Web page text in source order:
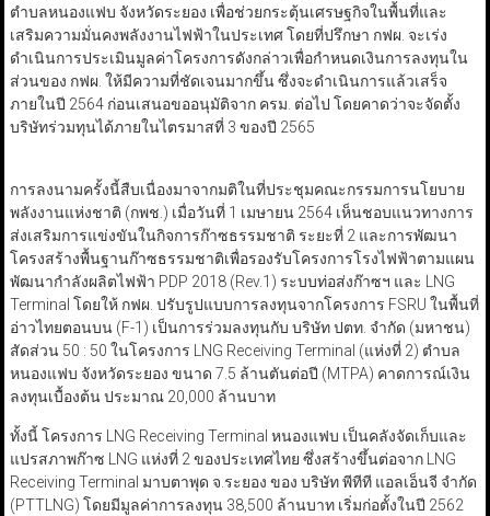
ตำบลหนองแฟบ จังหวัดระยอง เพื่อช่วยกระตุ้นเศรษฐกิจในพื้นที่และ
เสริมความมั่นคงพลังงานไฟฟ้าในประเทศ โดยที่ปรึกษา กฟผ. จะเร่ง
ดำเนินการประเมินมูลค่าโครงการดังกล่าวเพื่อกำหนดเงินการลงทุนใน
ส่วนของ กฟผ. ให้มีความที่ชัดเจนมากขึ้น ซึ่งจะดำเนินการแล้วเสร็จ
ภายในปี 2564 ก่อนเสนอขออนุมัติจาก ครม. ต่อไป โดยคาดว่าจะจัดตั้ง
บริษัทร่วมทุนได้ภายในไตรมาสที่ 3 ของปี 2565
การลงนามครั้งนี้สืบเนื่องมาจากมติในที่ประชุมคณะกรรมการนโยบาย
พลังงานแห่งชาติ (กพช.) เมื่อวันที่ 1 เมษายน 2564 เห็นชอบแนวทางการ
ส่งเสริมการแข่งขันในกิจการก๊าซธรรมชาติ ระยะที่ 2 และการพัฒนา
โครงสร้างพื้นฐานก๊าซธรรมชาติเพื่อรองรับโครงการโรงไฟฟ้าตามแผน
พัฒนากำลังผลิตไฟฟ้า PDP 2018 (Rev.1) ระบบท่อส่งก๊าซฯ และ LNG
Terminal โดยให้ กฟผ. ปรับรูปแบบการลงทุนจากโครงการ FSRU ในพื้นที่
อ่าวไทยตอนบน (F-1) เป็นการร่วมลงทุนกับ บริษัท ปตท. จำกัด (มหาชน)
สัดส่วน 50 : 50 ในโครงการ LNG Receiving Terminal (แห่งที่ 2) ตำบล
หนองแฟบ จังหวัดระยอง ขนาด 7.5 ล้านตันต่อปี (MTPA) คาดการณ์เงิน
ลงทุนเบื้องต้น ประมาณ 20,000 ล้านบาท
ทั้งนี้ โครงการ LNG Receiving Terminal หนองแฟบ เป็นคลังจัดเก็บและ
แปรสภาพก๊าซ LNG แห่งที่ 2 ของประเทศไทย ซึ่งสร้างขึ้นต่อจาก LNG
Receiving Terminal มาบตาพุด จ.ระยอง ของ บริษัท พีทีที แอลเอ็นจี จำกัด
(PTTLNG) โดยมีมูลค่าการลงทุน 38,500 ล้านบาท เริ่มก่อตั้งในปี 2562